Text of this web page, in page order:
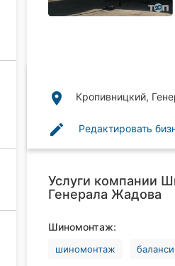
place Кропивницкий,
edit Редактировать
Услуги компании
Генерала Жадова
Шиномонтаж:
шиномонтаж